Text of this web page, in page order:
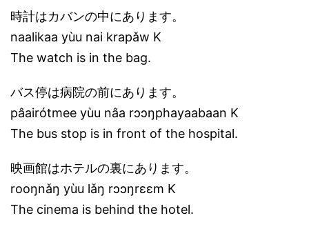
時計はカバンの中にあります。
naalikaa yùu nai krapǎw K
The watch is in the bag.
バス停は病院の前にあります。
pâairótmee yùu nâa rɔɔŋphayaabaan K
The bus stop is in front of the hospital.
映画館はホテルの裏にあります。
rooŋnǎŋ yùu lǎŋ rɔɔŋrɛɛm K
The cinema is behind the hotel.